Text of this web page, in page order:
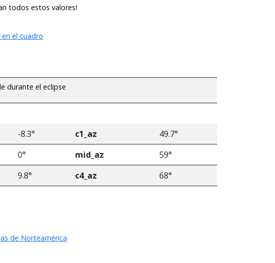
todos estos valores!
el cuadro
durante el eclipse
-8.3° c1_az
49.7°
0° mid_az
59°
9.8° c4_az 68°
de Norteamérica